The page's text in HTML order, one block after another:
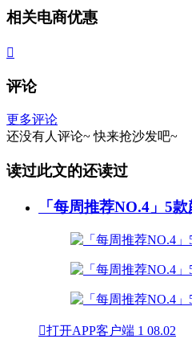
相关电商优惠

评论
更多评论
还没有人评论~ 快来抢沙发吧~
读过此文的还读过
「每周推荐NO.4」5
打开APP客户端 1 08.02